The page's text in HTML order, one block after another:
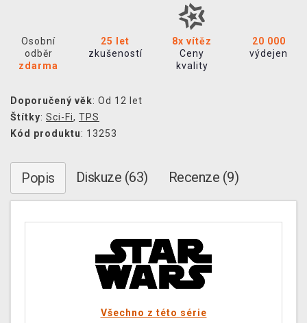
Osobní
odběr
zdarma
25 let
zkušeností
8x vítěz
Ceny
kvality
20 000
výdejen
Doporučený věk: Od 12 let
Štítky: Sci-Fi, TPS
Kód produktu: 13253
Popis Diskuze (63) Recenze (9)
Všechno z této série